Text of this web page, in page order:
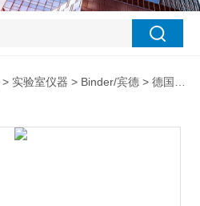
> 实验室仪器 > Binder/宾德 > 德国宾德KT115低温培养箱